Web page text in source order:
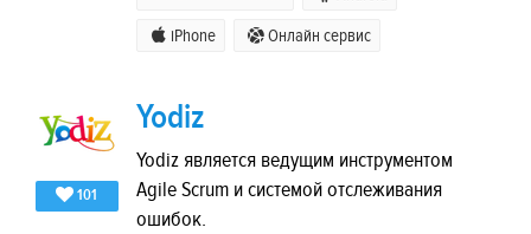
iPhone Онлайн сервис
101
Yodiz
Yodiz является ведущим инструментом
Agile Scrum и системой отслеживания
ошибок.